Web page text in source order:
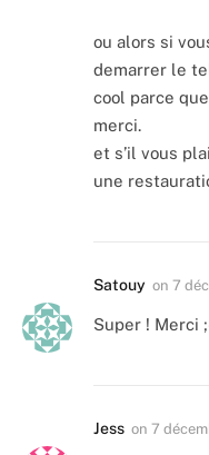
ou alors si
demarrer le
cool parce
merci.
et s’il vous
une
Satouy on 7
Super ! Merci
Jess on 7